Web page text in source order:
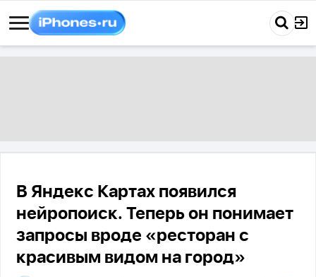
В Яндекс Картах появился
нейропоиск. Теперь он понимает
запросы вроде «ресторан с
красивым видом на город»